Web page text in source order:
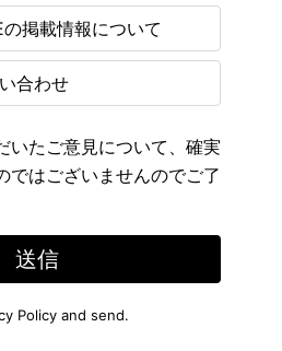
掲載情報について
合わせ
いたご意見について、確実
ではございませんのでご了
送信
Policy and send.